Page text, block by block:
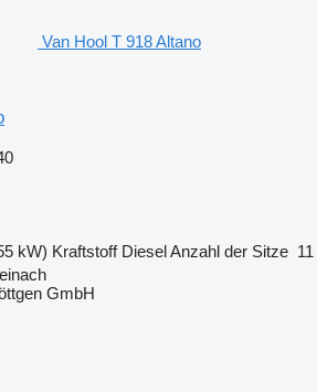
Van Hool T 918 Altano
kW) Kraftstoff DieselAnzahl der Sitze 11
GmbH